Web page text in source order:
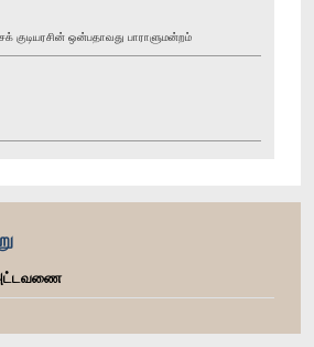
ஒன்பதாவது பாராளுமன்றம்